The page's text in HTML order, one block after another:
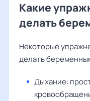
Какие
делать
Некоторые
делать
Дыхание: